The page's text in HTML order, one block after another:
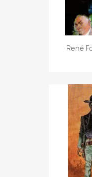
René